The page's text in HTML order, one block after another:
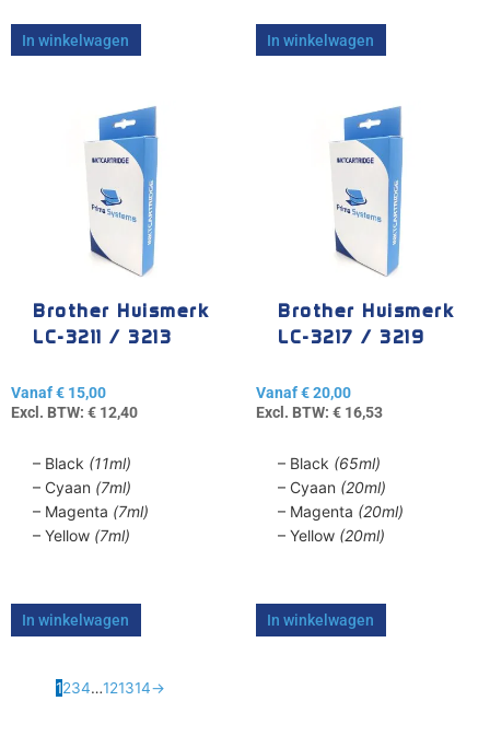
In winkelwagen In winkelwagen
Brother Huismerk
LC-3211 / 3213
Vanaf€ 15,00
Excl. BTW: € 12,40
– Black (11ml)
– Cyaan (7ml)
– Magenta (7ml)
– Yellow (7ml)
In winkelwagen
gekozen
worden
productpagina
Brother Huismerk
LC-3217 / 3219
Vanaf€20,00
Excl. BTW: € 16,53
– Black (65ml)
– Cyaan (20ml)
– Magenta (20ml)
– Yellow (20ml)
In winkelwagen
gekozen
worden
productpagina
1234…121314→